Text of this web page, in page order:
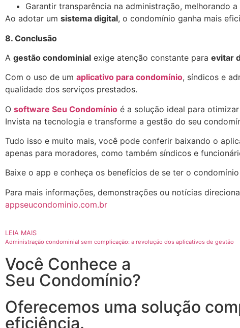
Garantir transparência na administração, melhorando
Ao adotar um sistema digital, o condomínio ganha mais
8. Conclusão
A gestão condominial exige atenção constante para evitar
Com o uso de um aplicativo para condomínio, síndicos e
qualidade dos serviços prestados.
O software Seu Condomínio é a solução ideal para
Invista na tecnologia e transforme a gestão do seu
Tudo isso e muito mais, você pode conferir baixando o
apenas para moradores, como também síndicos e
Baixe o app e conheça os benefícios de se ter o
Para mais informações, demonstrações ou notícias
appseucondominio.com.br
LEIA MAIS
Administração condominial sem complicação: a revolução dos aplicativos de gestão
Você Conhece a
Seu Condomínio?
Oferecemos uma solução
eficiência.